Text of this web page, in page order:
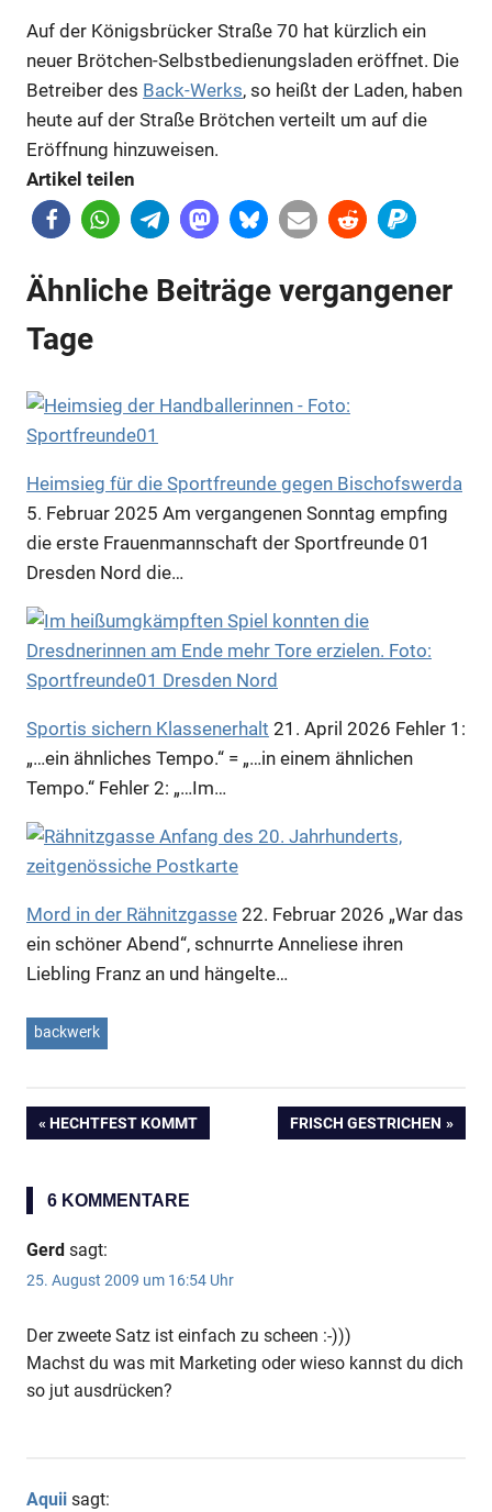
Auf der Königsbrücker Straße 70 hat kürzlich ein
neuer Brötchen-Selbstbedienungsladen eröffnet. Die
Betreiber des Back-Werks, so heißt der Laden, haben
heute auf der Straße Brötchen verteilt um auf die
Eröffnung hinzuweisen.
Artikel teilen
Ähnliche Beiträge vergangener
Tage
Heimsieg für die Sportfreunde gegen Bischofswerda
5. Februar 2025 Am vergangenen Sonntag empfing
die erste Frauenmannschaft der Sportfreunde 01
Dresden Nord die…
Sportis sichern Klassenerhalt 21. April 2026 Fehler 1:
„…ein ähnliches Tempo.“ = „…in einem ähnlichen
Tempo.“ Fehler 2: „…Im…
Mord in der Rähnitzgasse 22. Februar 2026 „War das
ein schöner Abend“, schnurrte Anneliese ihren
Liebling Franz an und hängelte…
backwerk
VORHERIGER
HECHTFEST KOMMT
NÄCHSTER
FRISCH GESTRICHEN
6 KOMMENTARE
Gerd sagt:
25. August 2009 um 16:54 Uhr
Der zweete Satz ist einfach zu scheen :-)))
Machst du was mit Marketing oder wieso kannst du dich
so jut ausdrücken?
Aquii sagt: